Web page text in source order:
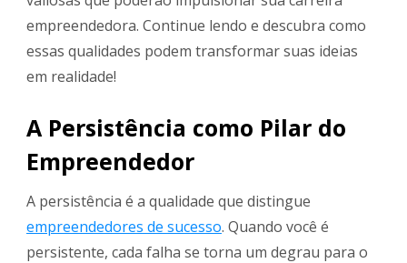
empreendedora. Continue lendo e descubra como
essas qualidades podem transformar suas ideias
em realidade!
A Persistência como Pilar do
Empreendedor
A persistência é a qualidade que distingue
empreendedores de sucesso. Quando você é
persistente, cada falha se torna um degrau para o